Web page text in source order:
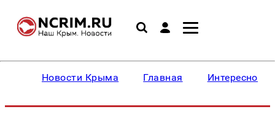
Новости Крыма Главная Интересное